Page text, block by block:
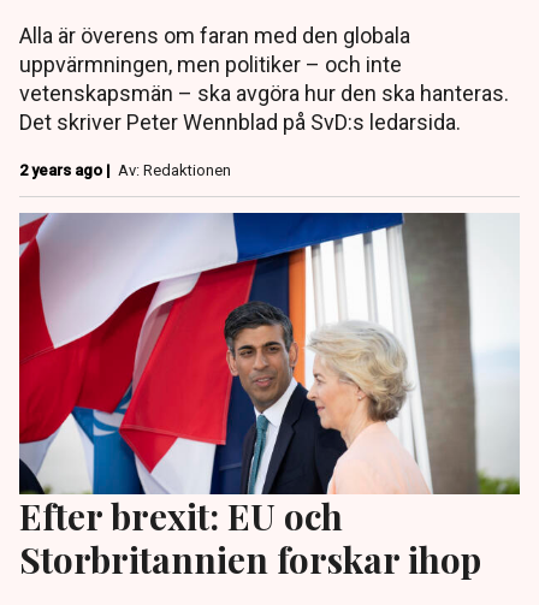
Alla är överens om faran med den globala
uppvärmningen, men politiker – och inte
vetenskapsmän – ska avgöra hur den ska hanteras.
Det skriver Peter Wennblad på SvD:s ledarsida.
2 years ago | Av: Redaktionen
Efter brexit: EU och
Storbritannien forskar ihop